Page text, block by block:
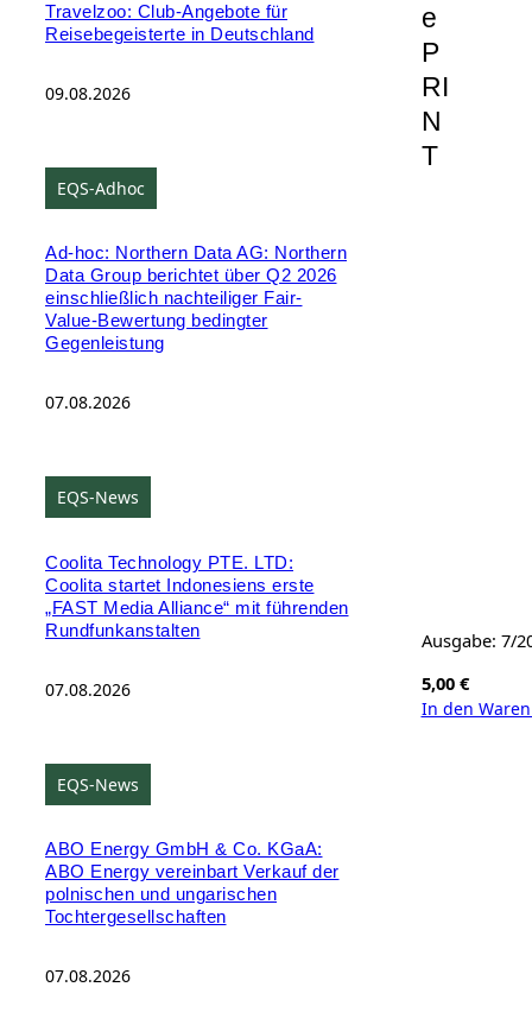
Travelzoo: Club-Angebote für
Reisebegeisterte in Deutschland
09.08.2026
EQS-Adhoc
Ad-hoc: Northern Data AG: Northern
Data Group berichtet über Q2 2026
einschließlich nachteiliger Fair-
Value-Bewertung bedingter
Gegenleistung
07.08.2026
EQS-News
Coolita Technology PTE. LTD:
Coolita startet Indonesiens erste
„FAST Media Alliance“ mit führenden
Rundfunkanstalten
07.08.2026
EQS-News
ABO Energy GmbH & Co. KGaA:
ABO Energy vereinbart Verkauf der
polnischen und ungarischen
Tochtergesellschaften
07.08.2026
e
P
RI
N
T
Ausgabe: 7/
5,00 €
In den